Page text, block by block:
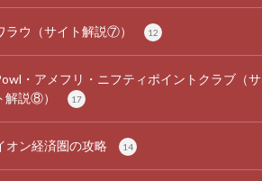
ラウ（サイト解説⑦） 12
・アメフリ・ニフティポイントクラブ（サ
解説⑧）
17
オン経済圏の攻略 14